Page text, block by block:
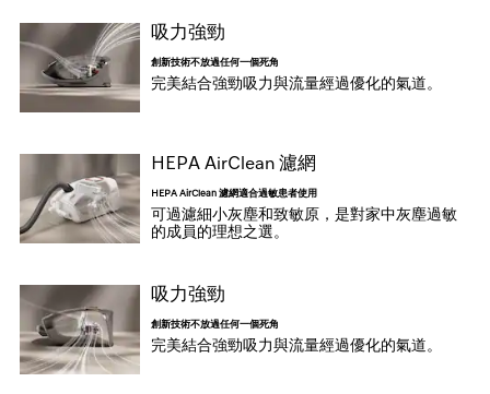
吸力強勁
創新技術不放過任何一個死角
完美結合強勁吸力與流量經過優化的氣道。
HEPA AirClean 濾網
HEPA AirClean 濾網適合過敏患者使用
可過濾細小灰塵和致敏原，是對家中灰塵過敏
的成員的理想之選。
吸力強勁
創新技術不放過任何一個死角
完美結合強勁吸力與流量經過優化的氣道。